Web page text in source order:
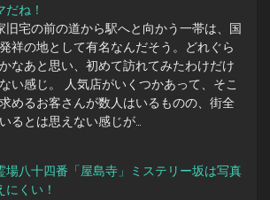
だね！
旧宅の前の道から駅へと向かう一帯は、国
祥の地として有名なんだそう。どれぐら
なあと思い、初めて訪れてみたわけだけ
い感じ。 人気店がいくつかあって、そこ
めるお客さんが数人はいるものの、街全
るとは思えない感じが…
場八十四番「屋島寺」ミステリー坂は写真
にくい！